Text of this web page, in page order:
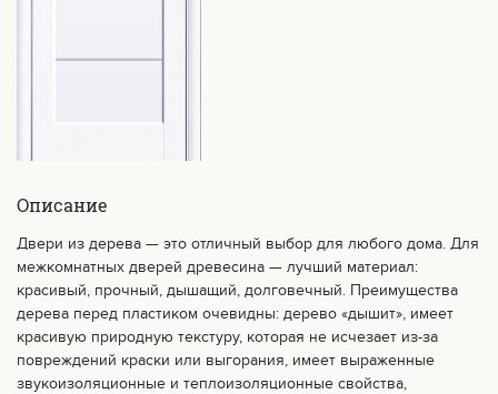
Описание
Двери из дерева — это отличный выбор для любого дома. Для
межкомнатных дверей древесина — лучший материал:
красивый, прочный, дышащий, долговечный. Преимущества
дерева перед пластиком очевидны: дерево «дышит», имеет
красивую природную текстуру, которая не исчезает из-за
повреждений краски или выгорания, имеет выраженные
звукоизоляционные и теплоизоляционные свойства,